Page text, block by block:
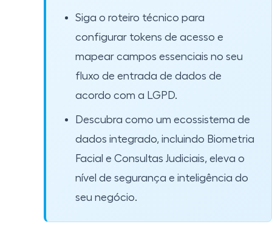
Siga o roteiro técnico para
configurar tokens de acesso e
mapear campos essenciais no seu
fluxo de entrada de dados de
acordo com a LGPD.
Descubra como um ecossistema de
dados integrado, incluindo Biometria
Facial e Consultas Judiciais, eleva o
nível de segurança e inteligência do
seu negócio.